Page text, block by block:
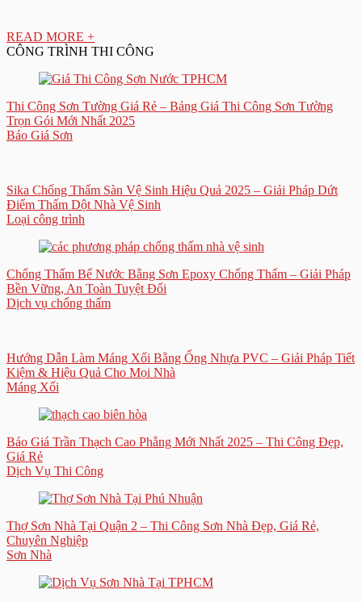
READ MORE +
CÔNG TRÌNH THI CÔNG
Thi Công Sơn Tường Giá Rẻ – Bảng Giá Thi Công Sơn Tường
Trọn Gói Mới Nhất 2025
Báo Giá Sơn
Sika Chống Thấm Sàn Vệ Sinh Hiệu Quả 2025 – Giải Pháp Dứt
Điểm Thấm Dột Nhà Vệ Sinh
Loại công trình
Chống Thấm Bể Nước Bằng Sơn Epoxy Chống Thấm – Giải Pháp
Bền Vững, An Toàn Tuyệt Đối
Dịch vụ chống thấm
Hướng Dẫn Làm Máng Xối Bằng Ống Nhựa PVC – Giải Pháp Tiết
Kiệm & Hiệu Quả Cho Mọi Nhà
Máng Xối
Báo Giá Trần Thạch Cao Phẳng Mới Nhất 2025 – Thi Công Đẹp,
Giá Rẻ
Dịch Vụ Thi Công
Thợ Sơn Nhà Tại Quận 2 – Thi Công Sơn Nhà Đẹp, Giá Rẻ,
Chuyên Nghiệp
Sơn Nhà